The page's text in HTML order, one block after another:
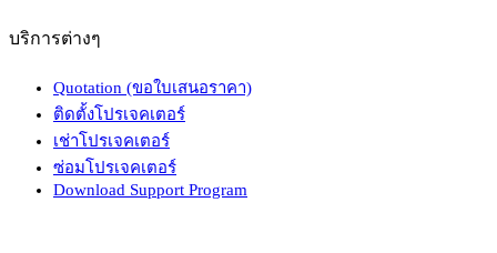
บริการต่างๆ
Quotation (ขอใบเสนอราคา)
ติดตั้งโปรเจคเตอร์
เช่าโปรเจคเตอร์
ซ่อมโปรเจคเตอร์
Download Support Program